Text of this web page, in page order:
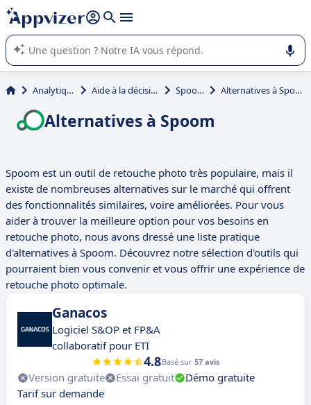
répondre (plusieurs lignes avec
L'IA de Appvizer vous guide dans l'utilisation ou la sélection de
logiciel SaaS en entreprise.
Analytique Aide à la décision Spoom Alternatives à Spoom
Alternatives à Spoom
Spoom est un outil de retouche photo très populaire, mais il
existe de nombreuses alternatives sur le marché qui offrent
des fonctionnalités similaires, voire améliorées. Pour vous
aider à trouver la meilleure option pour vos besoins en
retouche photo, nous avons dressé une liste pratique
d'alternatives à Spoom. Découvrez notre sélection d'outils qui
pourraient bien vous convenir et vous offrir une expérience de
retouche photo optimale.
Ganacos
Logiciel S&OP et FP&A
collaboratif pour ETI
4.8Basé sur 57 avis
Version gratuite Essai gratuit
Démo gratuite
Tarif sur demande